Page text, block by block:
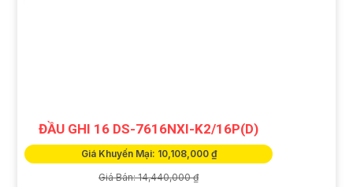
ĐẦU GHI 16 DS-7616NXI-K2/16P(D)
Giá Khuyến Mại: 10,108,000 ₫
Giá Bán: 14,440,000 ₫